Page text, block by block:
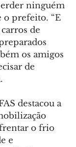
ninguém
o prefeito. “E
de
os amigos
de
destacou a
o frio
e